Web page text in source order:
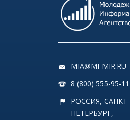
MIA@MI-MIR.RU
8 (800) 555-95-11
РОССИЯ, САНКТ-
ПЕТЕРБУРГ,